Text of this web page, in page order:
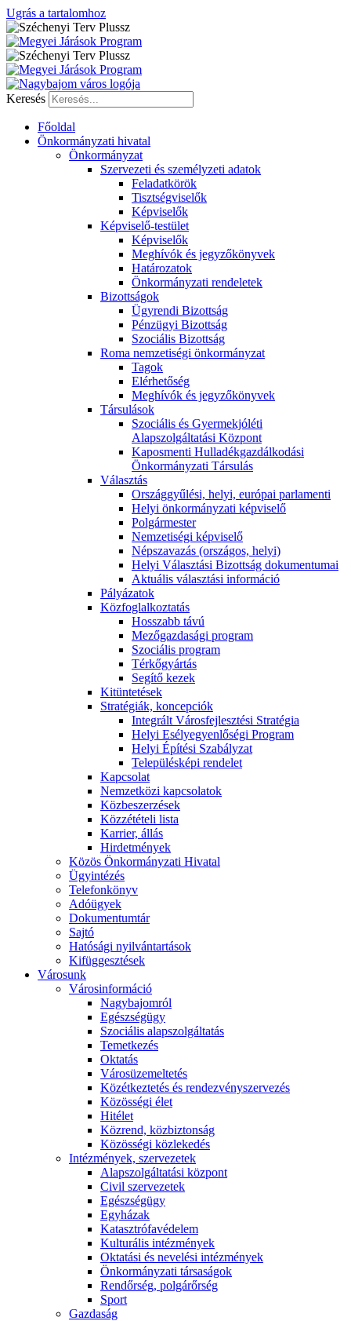
Ugrás a tartalomhoz
Keresés
Főoldal
Önkormányzati hivatal
Önkormányzat
Szervezeti és személyzeti adatok
Feladatkörök
Tisztségviselők
Képviselők
Képviselő-testület
Képviselők
Meghívók és jegyzőkönyvek
Határozatok
Önkormányzati rendeletek
Bizottságok
Ügyrendi Bizottság
Pénzügyi Bizottság
Szociális Bizottság
Roma nemzetiségi önkormányzat
Tagok
Elérhetőség
Meghívók és jegyzőkönyvek
Társulások
Szociális és Gyermekjóléti
Alapszolgáltatási Központ
Kaposmenti Hulladékgazdálkodási
Önkormányzati Társulás
Választás
Országgyűlési, helyi, európai parlamenti
Helyi önkormányzati képviselő
Polgármester
Nemzetiségi képviselő
Népszavazás (országos, helyi)
Helyi Választási Bizottság dokumentumai
Aktuális választási információ
Pályázatok
Közfoglalkoztatás
Hosszabb távú
Mezőgazdasági program
Szociális program
Térkőgyártás
Segítő kezek
Kitüntetések
Stratégiák, koncepciók
Integrált Városfejlesztési Stratégia
Helyi Esélyegyenlőségi Program
Helyi Építési Szabályzat
Településképi rendelet
Kapcsolat
Nemzetközi kapcsolatok
Közbeszerzések
Közzétételi lista
Karrier, állás
Hirdetmények
Közös Önkormányzati Hivatal
Ügyintézés
Telefonkönyv
Adóügyek
Dokumentumtár
Sajtó
Hatósági nyilvántartások
Kifüggesztések
Városunk
Városinformáció
Nagybajomról
Egészségügy
Szociális alapszolgáltatás​
Temetkezés
Oktatás
Városüzemeltetés
Közétkeztetés és rendezvényszervezés
Közösségi élet​
Hitélet
Közrend, közbiztonság
Közösségi közlekedés
Intézmények, szervezetek
Alapszolgáltatási központ
Civil szervezetek
Egészségügy
Egyházak
Katasztrófavédelem
Kulturális intézmények
Oktatási és nevelési intézmények
Önkormányzati társaságok
Rendőrség, polgárőrség
Sport
Gazdaság